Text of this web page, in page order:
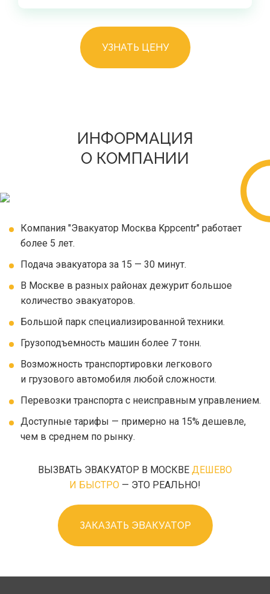
УЗНАТЬ ЦЕНУ
ИНФОРМАЦИЯ
О КОМПАНИИ
Компания "Эвакуатор Москва Kppcentr" работает
более 5 лет.
Подача эвакуатора за 15 — 30 минут.
В Москве в разных районах дежурит большое
количество эвакуаторов.
Большой парк специализированной техники.
Грузоподъемность машин более 7 тонн.
Возможность транспортировки легкового
и грузового автомобиля любой сложности.
Перевозки транспорта с неисправным управлением.
Доступные тарифы — примерно на 15% дешевле,
чем в среднем по рынку.
ВЫЗВАТЬ ЭВАКУАТОР В МОСКВЕ ДЕШЕВО
И БЫСТРО — ЭТО РЕАЛЬНО!
ЗАКАЗАТЬ ЭВАКУАТОР